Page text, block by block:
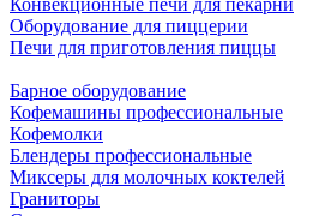
Конвекционные печи для пекарни
Оборудование для пиццерии
Печи для приготовления пиццы
Барное оборудование
Кофемашины профессиональные
Кофемолки
Блендеры профессиональные
Миксеры для молочных коктелей
Граниторы